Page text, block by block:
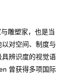
雕塑家，也是当
对空间、制度与
辨识度的视觉语
曾获得多项国际